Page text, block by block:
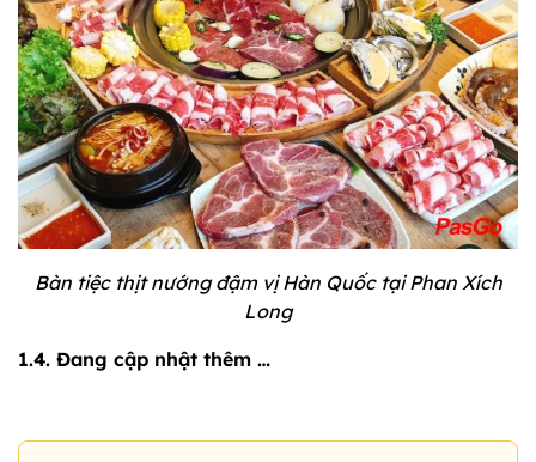
Bàn tiệc thịt nướng đậm vị Hàn Quốc tại Phan Xích
Long
1.4. Đang cập nhật thêm …